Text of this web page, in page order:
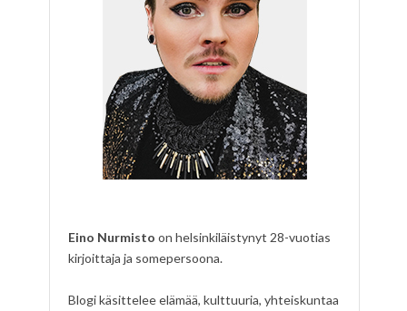
Eino Nurmisto on helsinkiläistynyt 28-vuotias
kirjoittaja ja somepersoona.
Blogi käsittelee elämää, kulttuuria, yhteiskuntaa